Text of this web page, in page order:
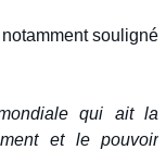
souligné
qui ait la
et le pouvoir